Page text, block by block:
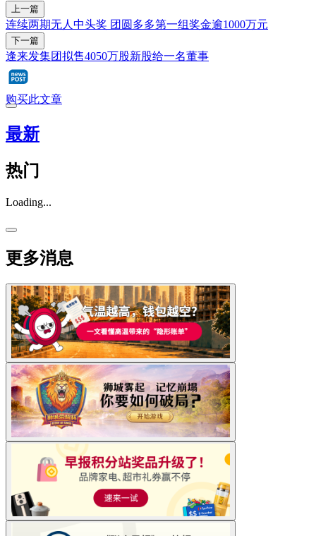
上一篇
连续两期无人中头奖 团圆多多第一组奖金逾1000万元
下一篇
逢来发集团拟售4050万股新股给一名董事
购买此文章
最新
热门
Loading...
更多消息